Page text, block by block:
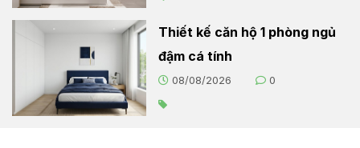
Thiết kế căn hộ 1 phòng ngủ
đậm cá tính
08/08/2026 0